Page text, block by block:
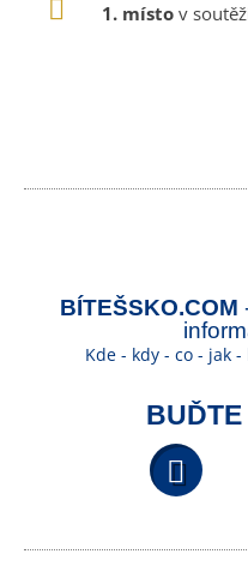
1. místo v
BÍTEŠSKO.COM
Kde - kdy - co - jak